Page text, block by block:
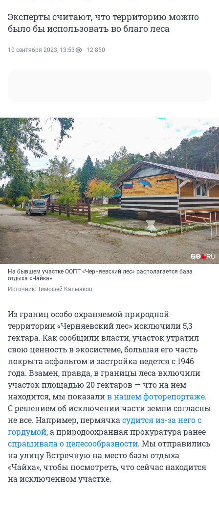
Эксперты считают, что территорию можно
было бы использовать во благо леса
10 сентября 2023, 13:53 12 850
На бывшем участке ООПТ «Черняевский лес» располагается база
отдыха «Чайка»
Источник: Тимофей Калмаков
Из границ особо охраняемой природной
территории «Черняевский лес» исключили 5,3
гектара. Как сообщили власти, участок утратил
свою ценность в экосистеме, большая его часть
покрыта асфальтом и застройка ведется с 1946
года. Взамен, правда, в границы леса включили
участок площадью 20 гектаров — что на нем
находится, мы показалив нашем фоторепортаже.
С решением об исключении части земли согласны
не все. Например, пермячкасудится из-за него с
гордумой, а природоохранная прокуратура ранее
спрашивала о целесообразности. Мы отправились
на улицу Встречную на место базы отдыха
«Чайка», чтобы посмотреть, что сейчас находится
на исключенном участке.